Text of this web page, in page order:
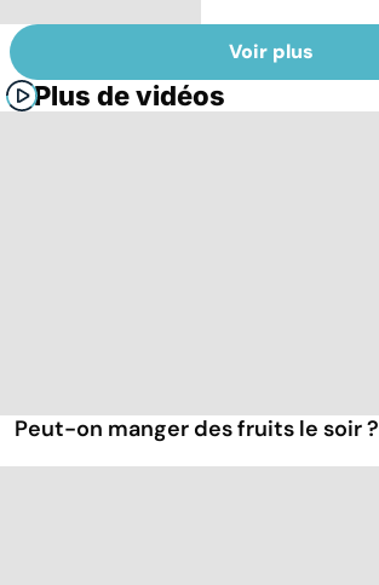
Voir plus
Plus de vidéos
Peut-on manger des fruits le soir ?